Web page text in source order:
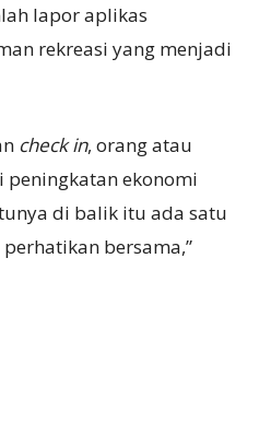
lapor aplikas
rekreasi yang menjadi
check in, orang atau
ekonomi
di balik itu ada satu
bersama,”